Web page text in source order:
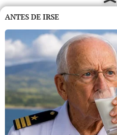
ANTES DE IRSE